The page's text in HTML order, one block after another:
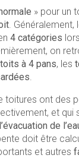
» pour un
.
4 catégories
on
toits à 4 pans, les
toitures ont des
et qui
l’évacuation de
doit être
et autres